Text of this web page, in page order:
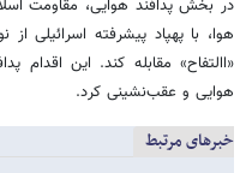
در بخش پدافند هوایی، مقاومت
«االتفاح» مقابله کند. این اقدام
هوایی و عقب‌نشینی کرد.
خبرهای مرتبط